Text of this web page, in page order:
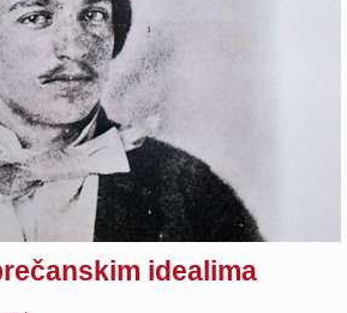
idealima